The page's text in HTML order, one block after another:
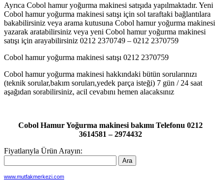
Ayrıca Cobol hamur yoğurma makinesi satışıda yapılmaktadır. Yeni
Cobol hamur yoğurma makinesi satışı için sol taraftaki bağlantılara
bakabilirsiniz veya arama kutusuna Cobol hamur yoğurma makinesi
yazarak aratabilirsiniz veya yeni Cobol hamur yoğurma makinesi
satışı için arayabilirsiniz 0212 2370749 – 0212 2370759
Cobol hamur yoğurma makinesi satışı 0212 2370759
Cobol hamur yoğurma makinesi hakkındaki bütün sorularınızı
(teknik sorular,bakım soruları,yedek parça isteği) 7 gün / 24 saat
aşağıdan sorabilirsiniz, acil cevabını hemen alacaksınız
Cobol Hamur Yoğurma makinesi bakımı Telefonu 0212
3614581 – 2974432
Fiyatlarıyla Ürün Arayın:
www.mutfakmerkezi.com